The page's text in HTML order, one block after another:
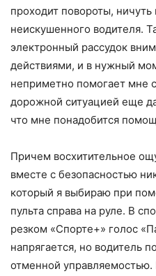
проходит повороты,
неискушенного водителя.
электронный рассудок
действиями, и в нужный
неприметно помогает мне
дорожной ситуацией еще
что мне понадобится
Причем восхитительное
вместе с безопасностью
который я выбираю при
пульта справа на руле. В
резком «Спорте+» голос
напрягается, но водитель
отменной